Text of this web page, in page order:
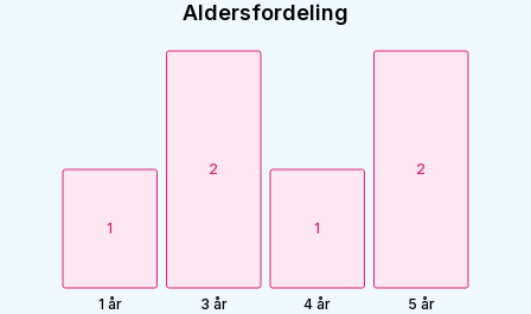
Aldersfordeling
1
1 år
2
3 år
1
4 år
2
5 år